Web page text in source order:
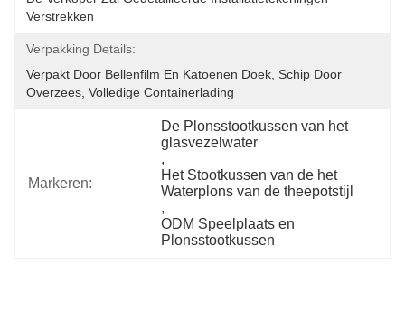
Verstrekken
Verpakking Details:
Verpakt Door Bellenfilm En Katoenen Doek, Schip Door
Overzees, Volledige Containerlading
Markeren:
De Plonsstootkussen van het
glasvezelwater
,
Het Stootkussen van de het
Waterplons van de theepotstijl
,
ODM Speelplaats en
Plonsstootkussen